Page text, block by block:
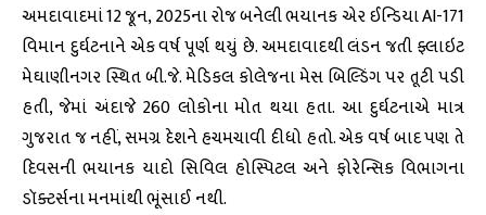
અમદાવાદમાં 12 જૂન, 2025ના રોજ બનેલી ભયાનક એર ઈન્ડિયા AI-171
વિમાન દુર્ઘટનાને એક વર્ષ પૂર્ણ થયું છે. અમદાવાદથી લંડન જતી ફ્લાઇટ
મેઘાણીનગર સ્થિત બી.જે. મેડિકલ કોલેજના મેસ બિલ્ડિંગ પર તૂટી પડી
હતી, જેમાં અંદાજે 260 લોકોના મોત થયા હતા. આ દુર્ઘટનાએ માત્ર
ગુજરાત જ નહીં, સમગ્ર દેશને હચમચાવી દીધો હતો. એક વર્ષ બાદ પણ તે
દિવસની ભયાનક યાદો સિવિલ હોસ્પિટલ અને ફોરેન્સિક વિભાગના
ડૉક્ટર્સના મનમાંથી ભૂંસાઈ નથી.